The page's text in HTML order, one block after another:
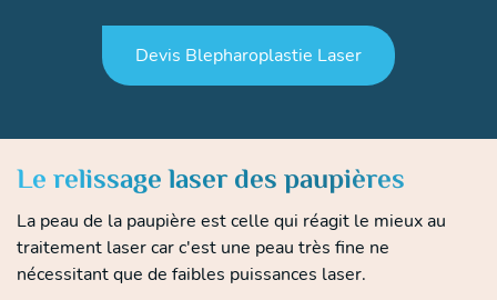
Devis Blepharoplastie Laser
Le relissage laser des paupières
La peau de la paupière est celle qui réagit le mieux au
traitement laser car c'est une peau très fine ne
nécessitant que de faibles puissances laser.